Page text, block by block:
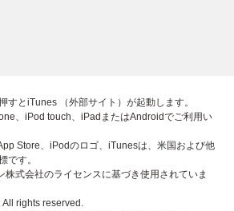
すとiTunes （外部サイト）が起動します。
、iPod touch、iPadまたはAndroidでご利用い
Store、iPodのロゴ、iTunesは、米国および他
です。
株式会社のライセンスに基づき使用されていま
All rights reserved.